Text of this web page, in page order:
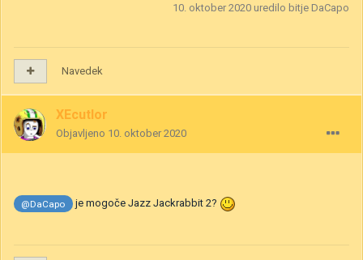
10. oktober 2020 uredilo bitje DaCapo
Navedek
XEcutIor
Objavljeno 10. oktober 2020
@DaCapo je mogoče Jazz Jackrabbit 2?